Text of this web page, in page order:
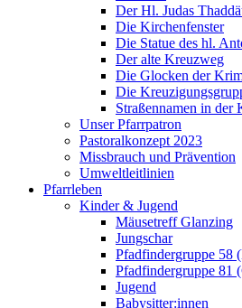
Der Hl. Judas
Die Kirchenfenster
Die Statue des hl.
Der alte Kreuzweg
Die Glocken der
Die
Straßennamen in der
Unser Pfarrpatron
Pastoralkonzept 2023
Missbrauch und Prävention
Umweltleitlinien
Pfarrleben
Kinder & Jugend
Mäusetreff Glanzing
Jungschar
Pfadfindergruppe 58
Pfadfindergruppe 81
Jugend
Babysitter:innen